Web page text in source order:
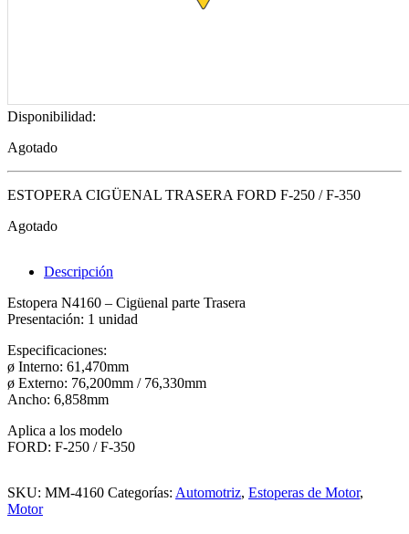
Disponibilidad:
Agotado
ESTOPERA CIGÜENAL TRASERA FORD F-250 / F-350
Agotado
Descripción
Estopera N4160 – Cigüenal parte Trasera
Presentación: 1 unidad
Especificaciones:
ø Interno: 61,470mm
ø Externo: 76,200mm / 76,330mm
Ancho: 6,858mm
Aplica a los modelo
FORD: F-250 / F-350
SKU: MM-4160 Categorías: Automotriz, Estoperas de Motor,
Motor